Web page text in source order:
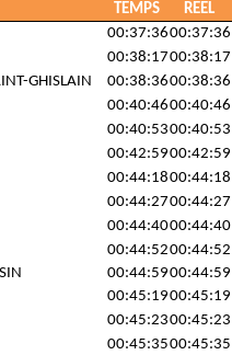
TEMPS REEL
00:37:3600:37:36
00:38:1700:38:17
GHISLAIN 00:38:3600:38:36
00:40:4600:40:46
00:40:5300:40:53
00:42:5900:42:59
00:44:1800:44:18
00:44:2700:44:27
00:44:4000:44:40
00:44:5200:44:52
00:44:5900:44:59
00:45:1900:45:19
00:45:2300:45:23
00:45:3500:45:35